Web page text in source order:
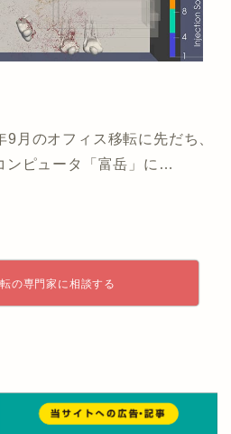
月のオフィス移転に先だち、
ンピュータ「富岳」に…
の専門家に相談する